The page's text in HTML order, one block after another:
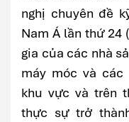
nghị chuyên đề
Nam Á lần thứ 24
gia của các nhà
máy móc và các
khu vực và trên
thực sự trở